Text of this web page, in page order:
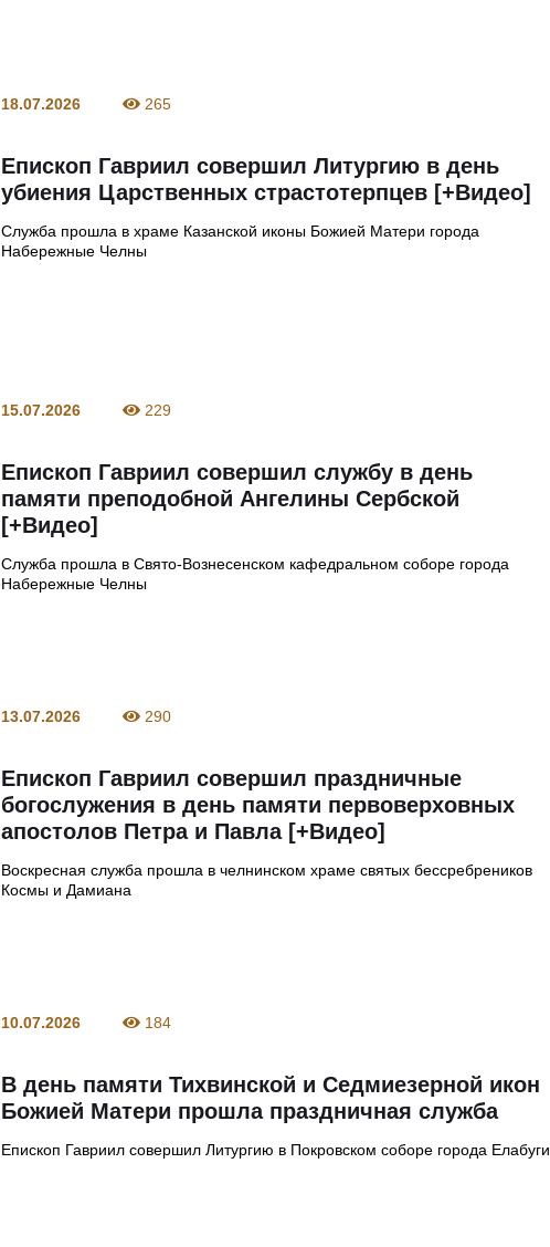
18.07.2026 265
Епископ Гавриил совершил Литургию в день
убиения Царственных страстотерпцев [+Видео]
Служба прошла в храме Казанской иконы Божией Матери города
Набережные Челны
15.07.2026 229
Епископ Гавриил совершил службу в день
памяти преподобной Ангелины Сербской
[+Видео]
Служба прошла в Свято‑Вознесенском кафедральном соборе города
Набережные Челны
13.07.2026 290
Епископ Гавриил совершил праздничные
богослужения в день памяти первоверховных
апостолов Петра и Павла [+Видео]
Воскресная служба прошла в челнинском храме святых бессребреников
Космы и Дамиана
10.07.2026 184
В день памяти Тихвинской и Седмиезерной икон
Божией Матери прошла праздничная служба
Епископ Гавриил совершил Литургию в Покровском соборе города Елабуги